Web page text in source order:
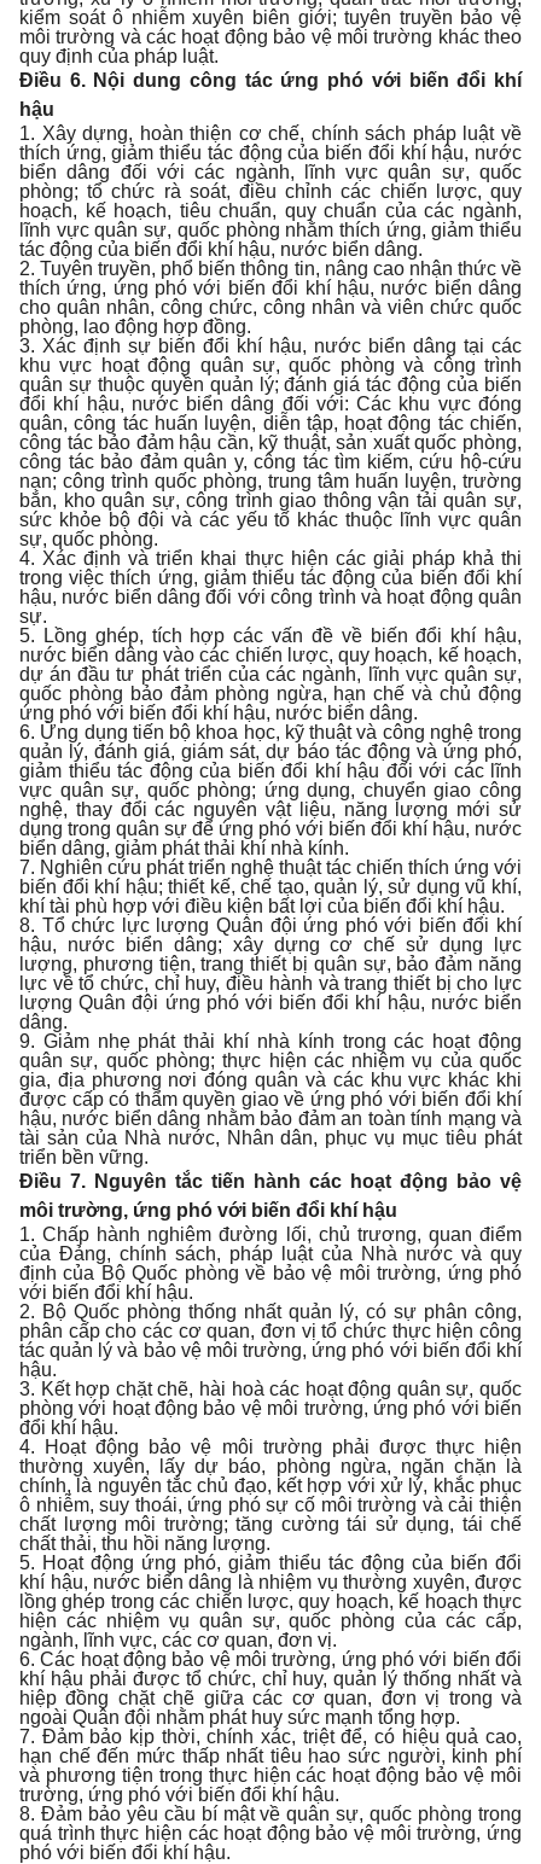
kiểm soát ô nhiễm xuyên biên giới; tuyên truyền bảo vệ
môi trường và các hoạt động bảo vệ môi trường khác theo
quy định của pháp luật.
Điều 6. Nội dung công tác ứng phó với biến đổi khí
hậu
1. Xây dựng, hoàn thiện cơ chế, chính sách pháp luật về
thích ứng, giảm thiểu tác động của biến đổi khí hậu, nước
biển dâng đối với các ngành, lĩnh vực quân sự, quốc
phòng; tổ chức rà soát, điều chỉnh các chiến lược, quy
hoạch, kế hoạch, tiêu chuẩn, quy chuẩn của các ngành,
lĩnh vực quân sự, quốc phòng nhằm thích ứng, giảm thiểu
tác động của biến đổi khí hậu, nước biển dâng.
2. Tuyên truyền, phổ biến thông tin, nâng cao nhận thức về
thích ứng, ứng phó với biến đổi khí hậu, nước biển dâng
cho quân nhân, công chức, công nhân và viên chức quốc
phòng, lao động hợp đồng.
3. Xác định sự biến đổi khí hậu, nước biển dâng tại các
khu vực hoạt động quân sự, quốc phòng và công trình
quân sự thuộc quyền quản lý; đánh giá tác động của biến
đổi khí hậu, nước biển dâng đối với: Các khu vực đóng
quân, công tác huấn luyện, diễn tập, hoạt động tác chiến,
công tác bảo đảm hậu cần, kỹ thuật, sản xuất quốc phòng,
công tác bảo đảm quân y, công tác tìm kiếm, cứu hộ-cứu
nạn; công trình quốc phòng, trung tâm huấn luyện, trường
bắn, kho quân sự, công trình giao thông vận tải quân sự,
sức khỏe bộ đội và các yếu tố khác thuộc lĩnh vực quân
sự, quốc phòng.
4. Xác định và triển khai thực hiện các giải pháp khả thi
trong việc thích ứng, giảm thiểu tác động của biến đổi khí
hậu, nước biển dâng đối với công trình và hoạt động quân
sự.
5. Lồng ghép, tích hợp các vấn đề về biến đổi khí hậu,
nước biển dâng vào các chiến lược, quy hoạch, kế hoạch,
dự án đầu tư phát triển của các ngành, lĩnh vực quân sự,
quốc phòng bảo đảm phòng ngừa, hạn chế và chủ động
ứng phó với biến đổi khí hậu, nước biển dâng.
6. Ứng dụng tiến bộ khoa học, kỹ thuật và công nghệ trong
quản lý, đánh giá, giám sát, dự báo tác động và ứng phó,
giảm thiểu tác động của biến đổi khí hậu đối với các lĩnh
vực quân sự, quốc phòng; ứng dụng, chuyển giao công
nghệ, thay đổi các nguyên vật liệu, năng lượng mới sử
dụng trong quân sự để ứng phó với biến đổi khí hậu, nước
biển dâng, giảm phát thải khí nhà kính.
7. Nghiên cứu phát triển nghệ thuật tác chiến thích ứng với
biến đổi khí hậu; thiết kế, chế tạo, quản lý, sử dụng vũ khí,
khí tài phù hợp với điều kiện bất lợi của biến đổi khí hậu.
8. Tổ chức lực lượng Quân đội ứng phó với biến đổi khí
hậu, nước biển dâng; xây dựng cơ chế sử dụng lực
lượng, phương tiện, trang thiết bị quân sự, bảo đảm năng
lực về tổ chức, chỉ huy, điều hành và trang thiết bị cho lực
lượng Quân đội ứng phó với biến đổi khí hậu, nước biển
dâng.
9. Giảm nhẹ phát thải khí nhà kính trong các hoạt động
quân sự, quốc phòng; thực hiện các nhiệm vụ của quốc
gia, địa phương nơi đóng quân và các khu vực khác khi
được cấp có thẩm quyền giao về ứng phó với biến đổi khí
hậu, nước biển dâng nhằm bảo đảm an toàn tính mạng và
tài sản của Nhà nước, Nhân dân, phục vụ mục tiêu phát
triển bền vững.
Điều 7. Nguyên tắc tiến hành các hoạt động bảo vệ
môi trường, ứng phó với biến đổi khí hậu
1. Chấp hành nghiêm đường lối, chủ trương, quan điểm
của Đảng, chính sách, pháp luật của Nhà nước và quy
định của Bộ Quốc phòng về bảo vệ môi trường, ứng phó
với biến đổi khí hậu.
2. Bộ Quốc phòng thống nhất quản lý, có sự phân công,
phân cấp cho các cơ quan, đơn vị tổ chức thực hiện công
tác quản lý và bảo vệ môi trường, ứng phó với biến đổi khí
hậu.
3. Kết hợp chặt chẽ, hài hoà các hoạt động quân sự, quốc
phòng với hoạt động bảo vệ môi trường, ứng phó với biến
đổi khí hậu.
4. Hoạt động bảo vệ môi trường phải được thực hiện
thường xuyên, lấy dự báo, phòng ngừa, ngăn chặn là
chính, là nguyên tắc chủ đạo, kết hợp với xử lý, khắc phục
ô nhiễm, suy thoái, ứng phó sự cố môi trường và cải thiện
chất lượng môi trường; tăng cường tái sử dụng, tái chế
chất thải, thu hồi năng lượng.
5. Hoạt động ứng phó, giảm thiểu tác động của biến đổi
khí hậu, nước biển dâng là nhiệm vụ thường xuyên, được
lồng ghép trong các chiến lược, quy hoạch, kế hoạch thực
hiện các nhiệm vụ quân sự, quốc phòng của các cấp,
ngành, lĩnh vực, các cơ quan, đơn vị.
6. Các hoạt động bảo vệ môi trường, ứng phó với biến đổi
khí hậu phải được tổ chức, chỉ huy, quản lý thống nhất và
hiệp đồng chặt chẽ giữa các cơ quan, đơn vị trong và
ngoài Quân đội nhằm phát huy sức mạnh tổng hợp.
7. Đảm bảo kịp thời, chính xác, triệt để, có hiệu quả cao,
hạn chế đến mức thấp nhất tiêu hao sức người, kinh phí
và phương tiện trong thực hiện các hoạt động bảo vệ môi
trường, ứng phó với biến đổi khí hậu.
8. Đảm bảo yêu cầu bí mật về quân sự, quốc phòng trong
quá trình thực hiện các hoạt động bảo vệ môi trường, ứng
phó với biến đổi khí hậu.